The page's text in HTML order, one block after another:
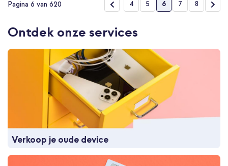
Pagina 6 van 620 Pagina
VorigePagina
4 Pagina
5 U lees momenteel
6 Pagina
7 Pagina
8
Ontdek onze services
Verkoop je oude device